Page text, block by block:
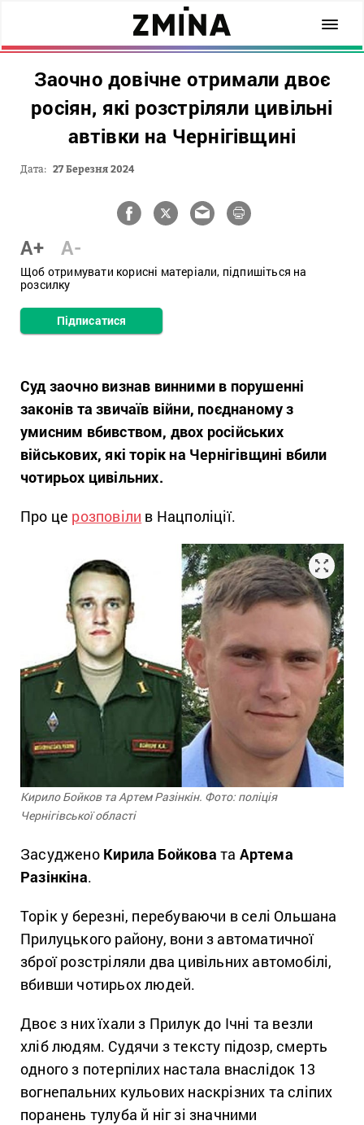
Заочно довічне отримали двоє
росіян, які розстріляли цивільні
автівки на Чернігівщині
Дата: 27 Березня 2024
A+ A-
Щоб отримувати корисні матеріали, підпишіться на
розсилку
Підписатися
Суд заочно визнав винними в порушенні
законів та звичаїв війни, поєднаному з
умисним вбивством, двох російських
військових, які торік на Чернігівщині вбили
чотирьох цивільних.
Про це розповіли в Нацполіції.
Кирило Бойков та Артем Разінкін. Фото: поліція
Чернігівської області
Засуджено Кирила Бойкова та Артема
Разінкіна.
Торік у березні, перебуваючи в селі Ольшана
Прилуцького району, вони з автоматичної
зброї розстріляли два цивільних автомобілі,
вбивши чотирьох людей.
Двоє з них їхали з Прилук до Ічні та везли
хліб людям. Судячи з тексту підозр, смерть
одного з потерпілих настала внаслідок 13
вогнепальних кульових наскрізних та сліпих
поранень тулуба й ніг зі значними